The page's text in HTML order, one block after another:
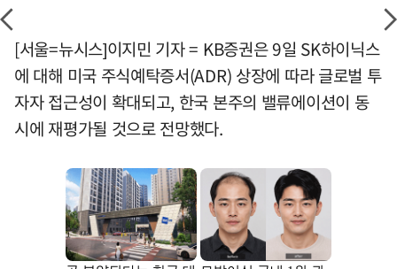
[서울=뉴시스]이지민 기자 = KB증권은 9일 SK하이닉스
에 대해 미국 주식예탁증서(ADR) 상장에 따라 글로벌 투
자자 접근성이 확대되고, 한국 본주의 밸류에이션이 동
시에 재평가될 것으로 전망했다.